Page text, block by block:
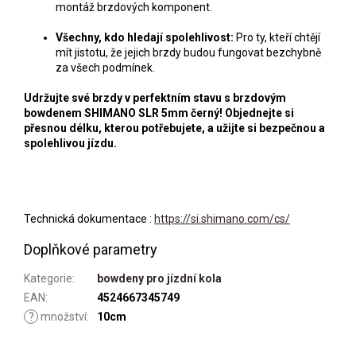
montáž brzdových komponent.
Všechny, kdo hledají spolehlivost: Pro ty, kteří chtějí
mít jistotu, že jejich brzdy budou fungovat bezchybně
za všech podmínek.
Udržujte své brzdy v perfektním stavu s brzdovým
bowdenem SHIMANO SLR 5mm černý! Objednejte si
přesnou délku, kterou potřebujete, a užijte si bezpečnou a
spolehlivou jízdu.
Technická dokumentace : https://si.shimano.com/cs/
Doplňkové parametry
Kategorie:
bowdeny pro jízdní kola
EAN:
4524667345749
? množství: 10cm